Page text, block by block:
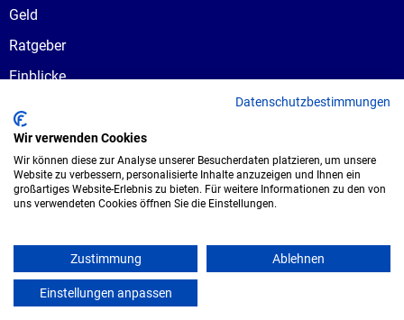
Geld
Ratgeber
Einblicke
Ausbildungswege
Berufswahl
GmbH. Alle Rechte vorbehalten.
Datenschutzbestimmungen
Wir verwenden Cookies
Wir können diese zur Analyse unserer Besucherdaten platzieren, um unsere
Website zu verbessern, personalisierte Inhalte anzuzeigen und Ihnen ein
großartiges Website-Erlebnis zu bieten. Für weitere Informationen zu den von
uns verwendeten Cookies öffnen Sie die Einstellungen.
Zustimmung Ablehnen
Einstellungen anpassen